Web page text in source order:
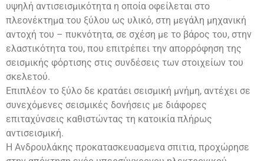
υψηλή αντισεισμικότητα η οποία οφείλεται στο
πλεονέκτημα του ξύλου ως υλικό, στη μεγάλη μηχανική
αντοχή του – πυκνότητα, σε σχέση με το βάρος του, στην
ελαστικότητα του, που επιτρέπει την απορρόφηση της
σεισμικής φόρτισης στις συνδέσεις των στοιχείων του
σκελετού.
Επιπλέον το ξύλο δε κρατάει σεισμική μνήμη, αντέχει σε
συνεχόμενες σεισμικές δονήσεις με διάφορες
επιταχύνσεις καθιστώντας τη κατοικία πλήρως
αντισεισμική.
Η Ανδρουλάκης προκατασκευασμενα σπιτια, προχώρησε